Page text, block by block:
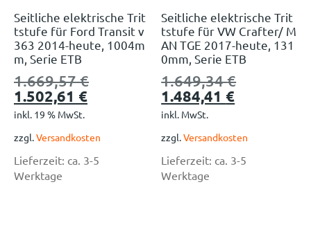
Seitliche elektrische Trit
tstufe für Ford Transit v
363 2014-heute, 1004m
m, Serie ETB
1.669,57€
1.502,61 €
inkl. 19 % MwSt.
zzgl.Versandkosten
Lieferzeit: ca. 3-5
Werktage
Seitliche elektrische Trit
tstufe für VW Crafter/ M
AN TGE 2017-heute, 131
0mm, Serie ETB
1.649,34€
1.484,41 €
inkl. MwSt.
zzgl.Versandkosten
Lieferzeit: ca. 3-5
Werktage